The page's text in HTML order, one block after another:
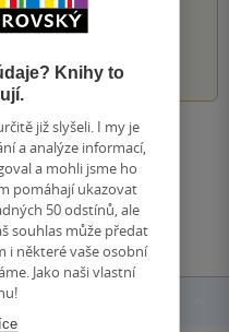
Knihy to
již slyšeli. I my je
a analýze informací,
a mohli jsme ho
pomáhají ukazovat
50 odstínů, ale
souhlas může předat
i některé vaše osobní
Jako naši vlastní